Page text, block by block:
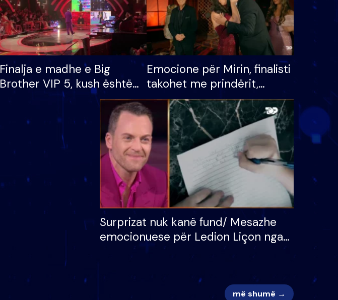
Finalja e madhe e Big
Brother VIP 5, kush është
banori i parë që lë shtëpinë
dhe humb mundësinë për
të fituar çmimin e madh
Emocione për Mirin, finalisti
takohet me prindërit,
vajzën dhe bashkëshorten:
S’kemi ndonjë letër divorci
apo jo?
Surprizat nuk kanë fund/ Mesazhe
emocionuese për Ledion Liçon nga
nëna dhe fëmijët e tij, moderatori
më shumë →